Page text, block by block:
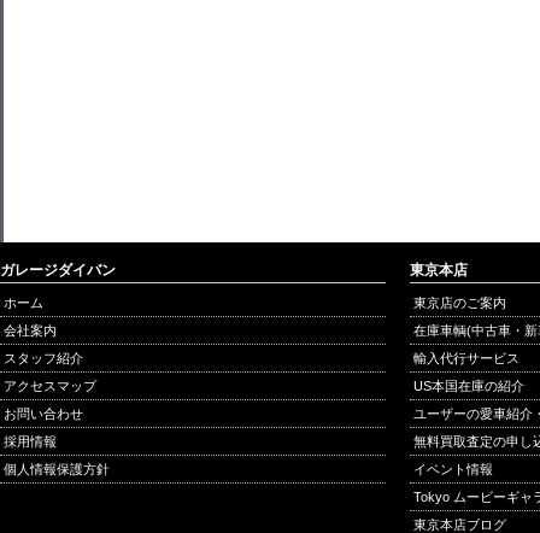
ガレージダイバン
ホーム
会社案内
スタッフ紹介
アクセスマップ
お問い合わせ
採用情報
個人情報保護方針
東京本店
東京店のご案内
在庫車輌(中古車・
輸入代行サービス
US本国在庫の紹介
ユーザーの愛車紹介
無料買取査定の申し
イベント情報
Tokyo ムービーギャ
東京本店ブログ